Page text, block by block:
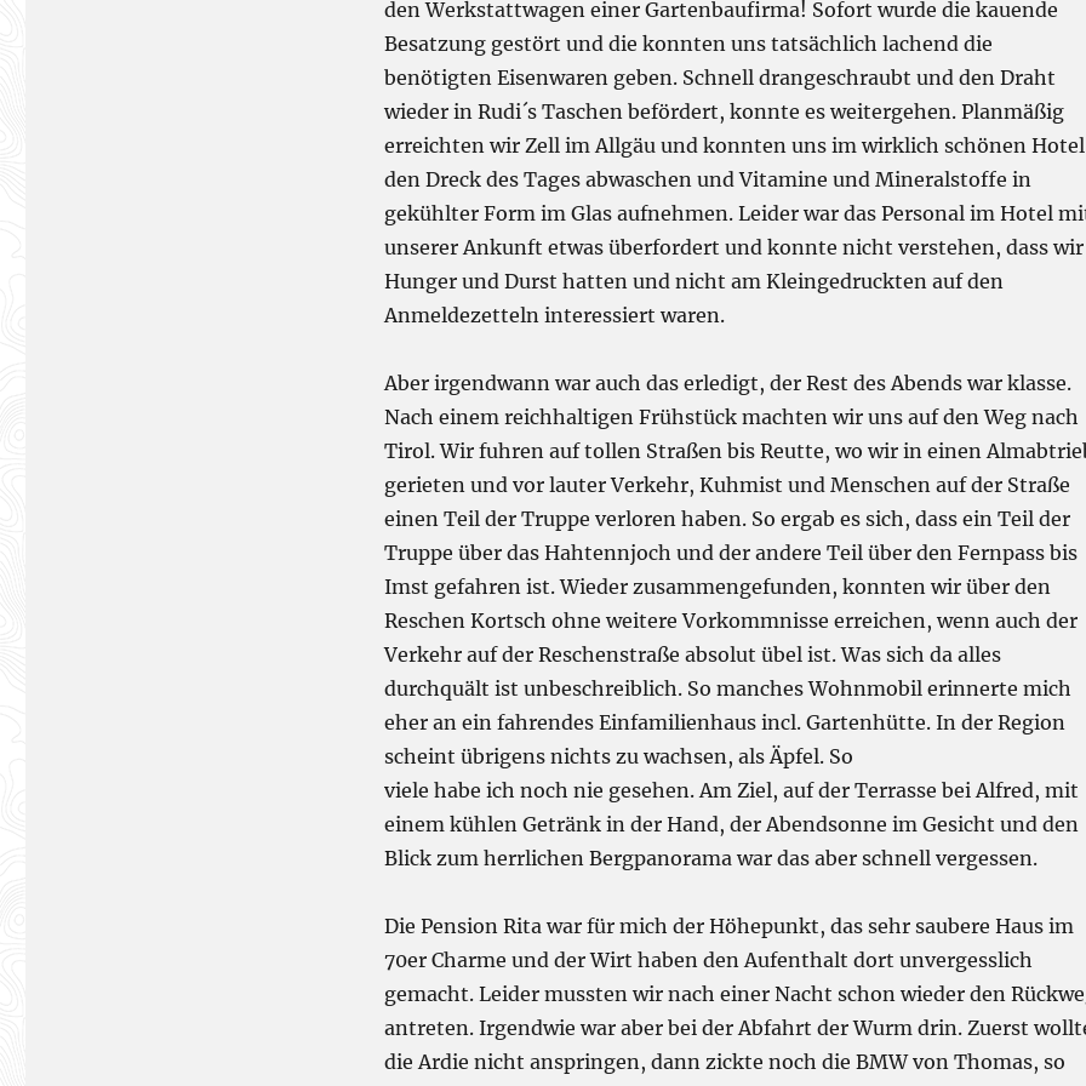
den Werkstattwagen einer Gartenbaufirma! Sofort wurde die kauende
Besatzung gestört und die konnten uns tatsächlich lachend die
benötigten Eisenwaren geben. Schnell drangeschraubt und den Draht
wieder in Rudi´s Taschen befördert, konnte es weitergehen. Planmäßig
erreichten wir Zell im Allgäu und konnten uns im wirklich schönen Hotel
den Dreck des Tages abwaschen und Vitamine und Mineralstoffe in
gekühlter Form im Glas aufnehmen. Leider war das Personal im Hotel
unserer Ankunft etwas überfordert und konnte nicht verstehen, dass wir
Hunger und Durst hatten und nicht am Kleingedruckten auf den
Anmeldezetteln interessiert waren.
Aber irgendwann war auch das erledigt, der Rest des Abends war klasse.
Nach einem reichhaltigen Frühstück machten wir uns auf den Weg nach
Tirol. Wir fuhren auf tollen Straßen bis Reutte, wo wir in einen
gerieten und vor lauter Verkehr, Kuhmist und Menschen auf der Straße
einen Teil der Truppe verloren haben. So ergab es sich, dass ein Teil der
Truppe über das Hahtennjoch und der andere Teil über den Fernpass bis
Imst gefahren ist. Wieder zusammengefunden, konnten wir über den
Reschen Kortsch ohne weitere Vorkommnisse erreichen, wenn auch der
Verkehr auf der Reschenstraße absolut übel ist. Was sich da alles
durchquält ist unbeschreiblich. So manches Wohnmobil erinnerte mich
eher an ein fahrendes Einfamilienhaus incl. Gartenhütte. In der Region
scheint übrigens nichts zu wachsen, als Äpfel. So
viele habe ich noch nie gesehen. Am Ziel, auf der Terrasse bei Alfred, mit
einem kühlen Getränk in der Hand, der Abendsonne im Gesicht und den
Blick zum herrlichen Bergpanorama war das aber schnell vergessen.
Die Pension Rita war für mich der Höhepunkt, das sehr saubere Haus im
70er Charme und der Wirt haben den Aufenthalt dort unvergesslich
gemacht. Leider mussten wir nach einer Nacht schon wieder den
antreten. Irgendwie war aber bei der Abfahrt der Wurm drin. Zuerst
die Ardie nicht anspringen, dann zickte noch die BMW von Thomas, so